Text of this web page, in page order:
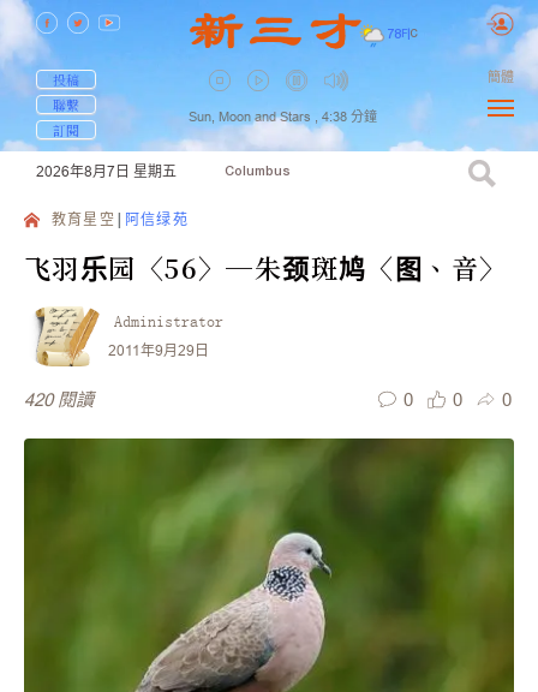
78F| C
投稿
聯繫
訂閱
Sun, Moon and Stars , 4:38 分鐘
簡體
2026年8月7日 星期五 Columbus
教育星空 阿信绿苑
飞羽乐园〈56〉─朱颈斑鸠〈图、音〉
Administrator
2011年9月29日
420 閱讀 0 0 0